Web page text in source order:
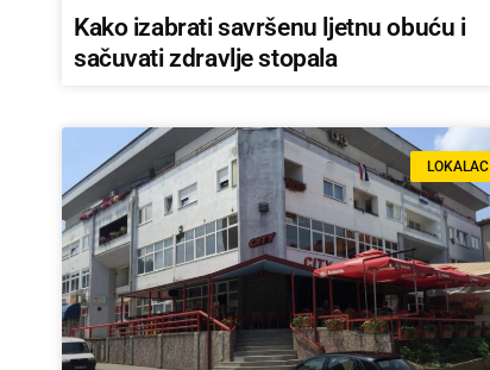
Kako izabrati savršenu ljetnu obuću i
sačuvati zdravlje stopala
LOKALAC